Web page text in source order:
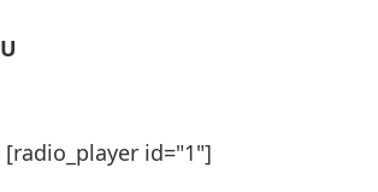
[radio_player id="1"]